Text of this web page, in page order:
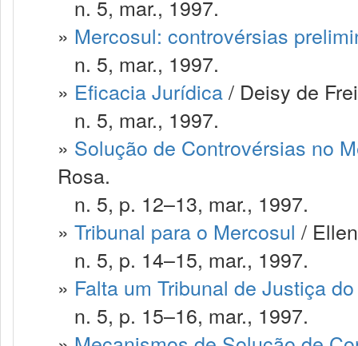
n. 5, mar., 1997.
» Mercosul: controvérsias
n. 5, mar., 1997.
» Eficacia Jurídica/ Deisy de
n. 5, mar., 1997.
» Solução de Controvérsias no
Rosa.
n. 5, p. 12–13, mar., 1997.
» Tribunal para o Mercosul /
n. 5, p. 14–15, mar., 1997.
» Falta um Tribunal de Justiça
n. 5, p. 15–16, mar., 1997.